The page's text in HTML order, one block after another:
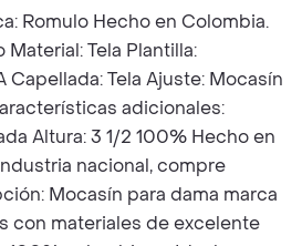
Romulo Hecho en Colombia.
Material: Tela Plantilla:
Capellada: Tela Ajuste: Mocasín
adicionales:
Altura: 3 1/2 100% Hecho en
nacional, compre
Mocasín para dama marca
con materiales de excelente